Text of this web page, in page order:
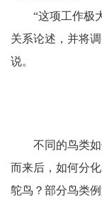
“这项工作极
关系论述，并将
说。
不同的鸟类
而来后，如何分
鸵鸟？部分鸟类